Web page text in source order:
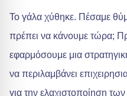
Το γάλα χύθηκε. Πέσαμε
πρέπει να κάνουμε τώρα;
εφαρμόσουμε μια
να περιλαμβάνει
για την ελαχιστοποίηση